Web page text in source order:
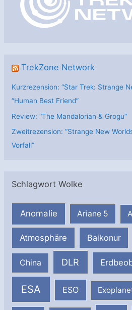
TrekZone Network
Kurzrezension: “Star Trek: Strange
“Human Best Friend”
Review: “The Mandalorian & Grogu”
Zweitrezension: “Strange New
Vorfall”
Schlagwort Wolke
Anomalie Ariane 5
Atmosphäre Baikonur
China DLR
ESA ESO